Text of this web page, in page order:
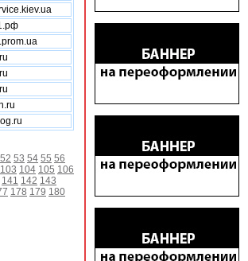
52 53 54 55 56
103 104 105 106
141 142 143
178 179 180